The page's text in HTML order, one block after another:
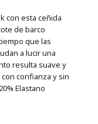
con esta ceñida
de barco
que las
a lucir una
resulta suave y
confianza y sin
Elastano